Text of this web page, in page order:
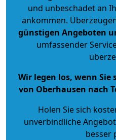
und unbeschadet an
ankommen.
günstigen Angeboten
umfassender
Wir legen los, wenn
von Oberhausen nach
Holen Sie sich
unverbindliche
besser